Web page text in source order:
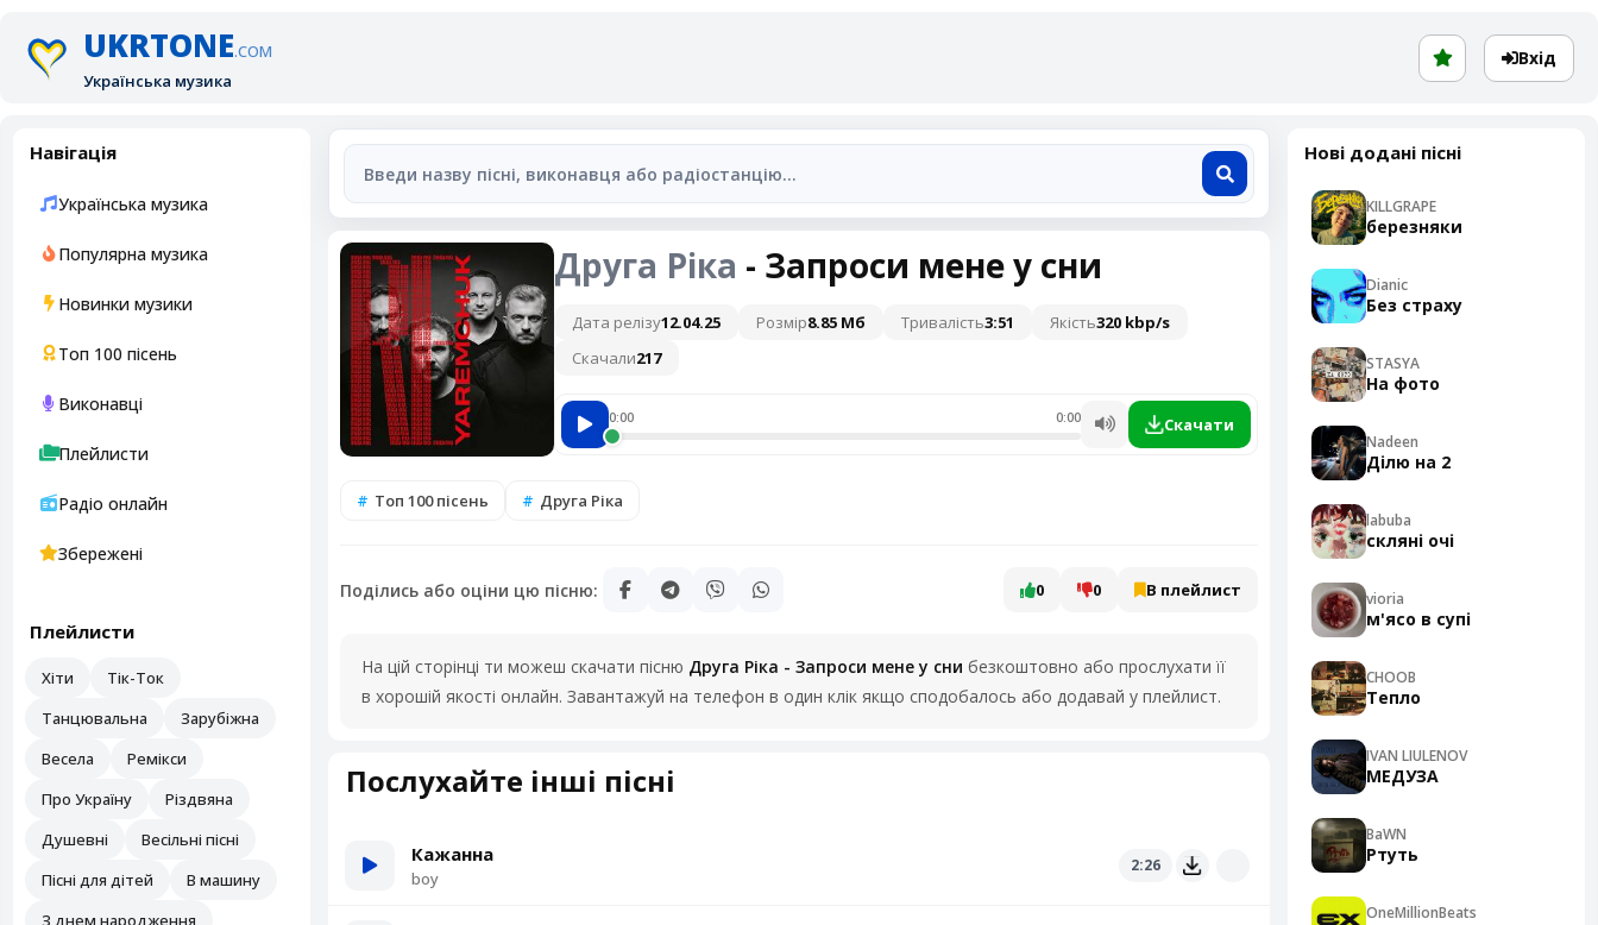
UKRTONE.COM
Українська музика
Вхід
Навігація
Українська музика
Популярна музика
Новинки музики
Топ 100 пісень
Виконавці
Плейлисти
Радіо онлайн
Збережені
Плейлисти
Хіти
Тік-Ток
Танцювальна
Зарубіжна
Весела
Ремікси
Про Україну
Різдвяна
Душевні
Весільні пісні
Пісні для дітей
В машину
З днем народження
Друга Ріка - Запроси мене у сни
Дата релізу12.04.25 Розмір8.85 Мб Тривалість3:51 Якість320 kbp/s
Скачали217
0:00 0:00 Скачати
Топ 100 пісень Друга Ріка
Поділись або оціни цю пісню: 0 0 В плейлист
На цій сторінці ти можеш скачати пісню Друга Ріка - Запроси мене у сни безкоштовно або прослухати її
в хорошій якості онлайн. Завантажуй на телефон в один клік якщо сподобалось або додавай у плейлист.
Послухайте інші пісні
Кажанна
boy
2:26
Нові додані пісні
KILLGRAPE
березняки
Dianic
Без страху
STASYA
На фото
Nadeen
Ділю на 2
labuba
скляні очі
vioria
м'ясо в супі
CHOOB
Тепло
IVAN LIULENOV
МЕДУЗА
BaWN
Ртуть
OneMillionBeats